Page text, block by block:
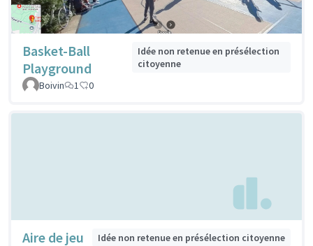
Basket-Ball
Playground
Idée non retenue en présélection
citoyenne
Boivin
1 0
Aire de jeu Idée non retenue en présélection citoyenne